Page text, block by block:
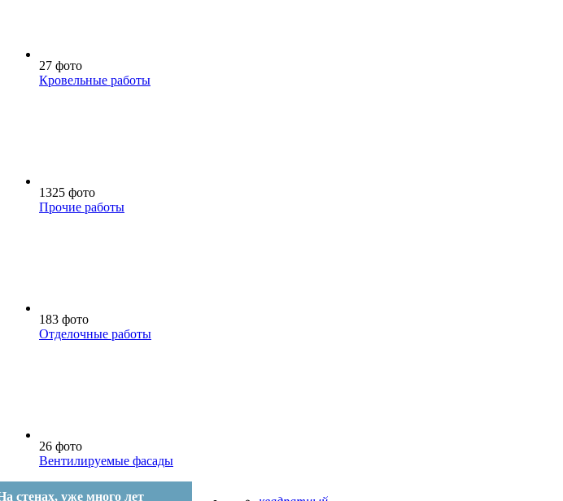
27 фото
Кровельные работы
1325 фото
Прочие работы
183 фото
Отделочные работы
26 фото
Вентилируемые фасады
стенах, уже много лет